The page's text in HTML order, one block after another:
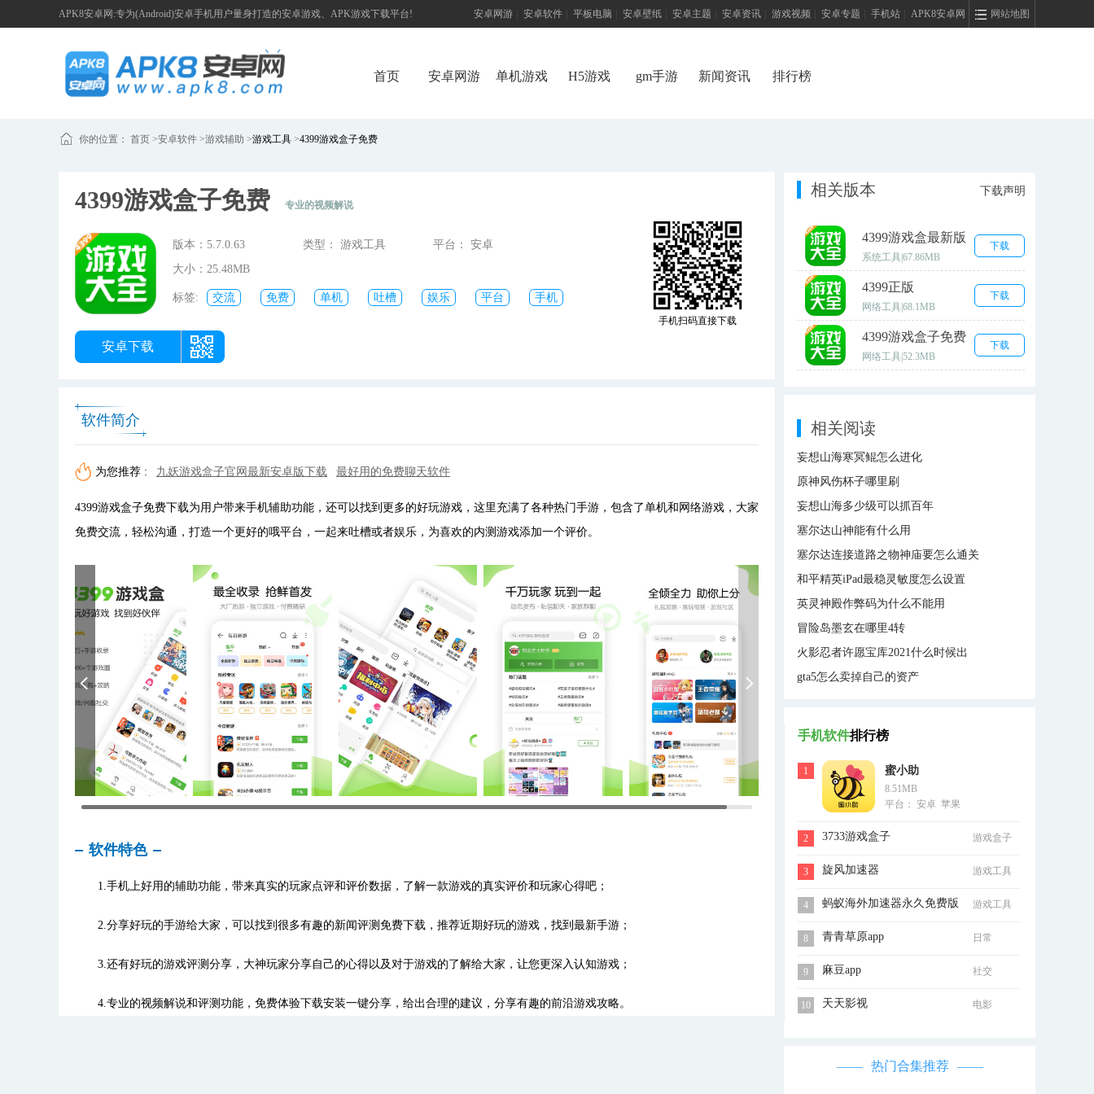
APK8安卓网:专为(Android)安卓手机用户量身打造的安卓游戏、APK游戏下载平台! 网站地图
安卓网游 安卓软件 平板电脑 安卓壁纸 安卓主题 安卓资讯 游戏视频 安卓专题 手机站 APK8安卓网
首页 安卓网游 单机游戏 H5游戏 gm手游 新闻资讯 排行榜
你的位置： 首页 >安卓软件 >游戏辅助 >游戏工具 >4399游戏盒子免费
4399游戏盒子免费 专业的视频解说
版本：5.7.0.63 类型： 游戏工具
平台： 安卓
大小：25.48MB
标签: 交流 免费 单机 吐槽 娱乐 平台
手机
网络游戏
手机扫码直接下载
安卓下载
软件简介
为您推荐 : 九妖游戏盒子官网最新安卓版下载 最好用的免费聊天软件
4399游戏盒子免费下载为用户带来手机辅助功能，还可以找到更多的好玩游戏，这里充满了各种热门手游，包含了单机和网络游戏，大家
免费交流，轻松沟通，打造一个更好的哦平台，一起来吐槽或者娱乐，为喜欢的内测游戏添加一个评价。
软件特色
1.手机上好用的辅助功能，带来真实的玩家点评和评价数据，了解一款游戏的真实评价和玩家心得吧；
2.分享好玩的手游给大家，可以找到很多有趣的新闻评测免费下载，推荐近期好玩的游戏，找到最新手游；
3.还有好玩的游戏评测分享，大神玩家分享自己的心得以及对于游戏的了解给大家，让您更深入认知游戏；
4.专业的视频解说和评测功能，免费体验下载安装一键分享，给出合理的建议，分享有趣的前沿游戏攻略。
相关版本 下载声明
4399游戏盒最新版
系统工具 67.86MB
下载
4399正版
网络工具 68.1MB
下载
4399游戏盒子免费
版
网络工具 52.3MB
下载
相关阅读
妄想山海寒冥鲲怎么进化
原神风伤杯子哪里刷
妄想山海多少级可以抓百年
塞尔达山神能有什么用
塞尔达连接道路之物神庙要怎么通关
和平精英iPad最稳灵敏度怎么设置
英灵神殿作弊码为什么不能用
冒险岛墨玄在哪里4转
火影忍者许愿宝库2021什么时候出
gta5怎么卖掉自己的资产
手机软件排行榜
1 蜜小助
8.51MB
平台： 安卓 苹果
2 3733游戏盒子 游戏盒子
3 旋风加速器 游戏工具
4 蚂蚁海外加速器永久免费版 游戏工具
8 青青草原app 日常
9 麻豆app 社交
10 天天影视 电影
热门合集推荐